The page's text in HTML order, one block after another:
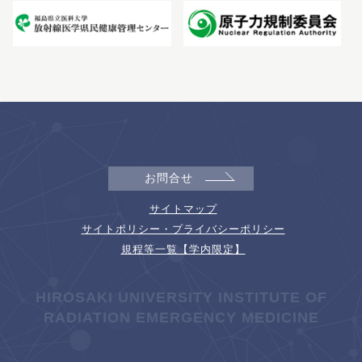
お問合せ
サイトマップ
サイトポリシー・プライバシーポリシー
規程等一覧【学内限定】
HIROSAKI UNIVERSITY INSTITUTE OF
RADIATION EMERGENCY MEDICINE